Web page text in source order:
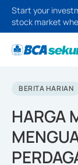
Start your
stock market
BERITA HARIAN
HARGA